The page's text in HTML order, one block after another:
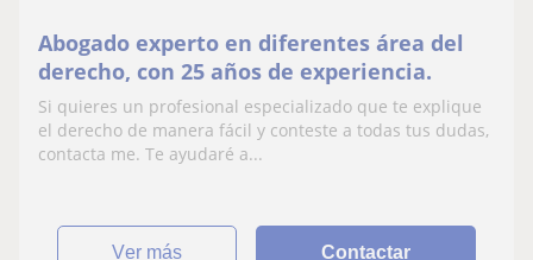
Abogado experto en diferentes área del
derecho, con 25 años de experiencia.
Si quieres un profesional especializado que te explique
el derecho de manera fácil y conteste a todas tus dudas,
contacta me. Te ayudaré a...
ver más Contactar